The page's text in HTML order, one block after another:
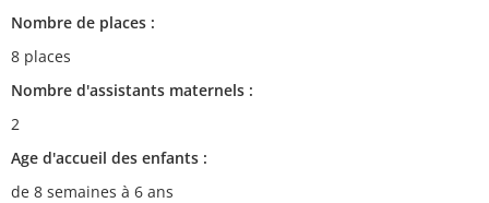
Nombre de places :
8 places
Nombre d'assistants maternels :
2
Age d'accueil des enfants :
de 8 semaines à 6 ans